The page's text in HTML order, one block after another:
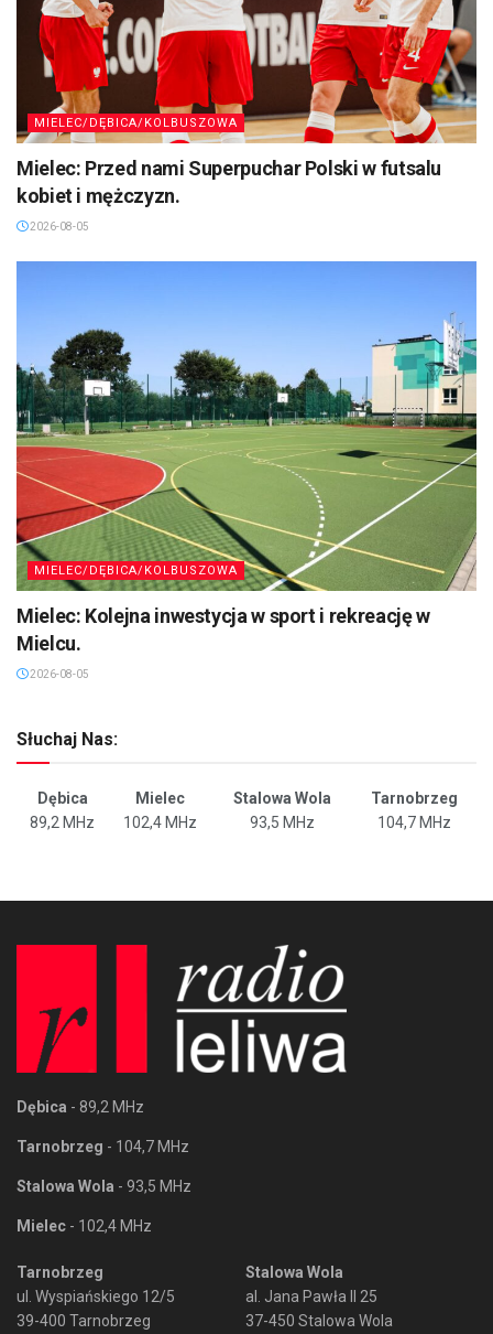
MIELEC/DĘBICA/KOLBUSZOWA
Mielec: Przed nami Superpuchar Polski w futsalu
kobiet i mężczyzn.
2026-08-05
MIELEC/DĘBICA/KOLBUSZOWA
Mielec: Kolejna inwestycja w sport i rekreację w
Mielcu.
2026-08-05
Słuchaj Nas:
Dębica Mielec Stalowa Wola
Tarnobrzeg
89,2 MHz
102,4 MHz 93,5 MHz 104,7 MHz
Dębica - 89,2 MHz
Tarnobrzeg - 104,7 MHz
Stalowa Wola - 93,5 MHz
Mielec - 102,4 MHz
Tarnobrzeg
ul. Wyspiańskiego 12/5
39-400 Tarnobrzeg
Stalowa Wola
al. Jana Pawła II 25
37-450 Stalowa Wola